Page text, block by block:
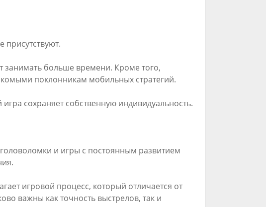
присутствуют.
занимать больше времени. Кроме того,
поклонникам мобильных стратегий.
сохраняет собственную индивидуальность.
и игры с постоянным развитием
игровой процесс, который отличается от
важны как точность выстрелов, так и